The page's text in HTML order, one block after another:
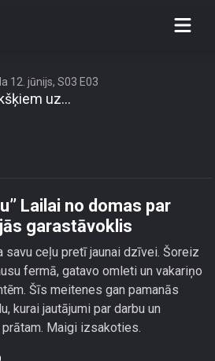
Lailai no domas
12. jūnijs, S03 E03
uz...
Lailai no domas par
garastāvoklis
savu ceļu pretī jaunai dzīvei. Šoreiz
fermā, gatavo omleti un vakariņo
Šīs meitenes gan pamanās
kurai jautājumi par darbu un
Maigi izsakoties.